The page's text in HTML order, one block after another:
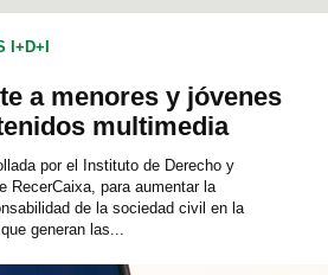
INGENIERÍA ELECTRÓNICA
I+D+I
a menores y jóvenes
multimedia
por el Instituto de Derecho y
RecerCaixa, para aumentar la
de la sociedad civil en la
generan las...